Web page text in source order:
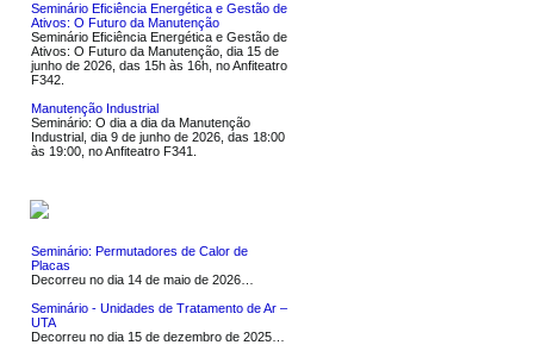
Seminário Eficiência Energética e Gestão de
Ativos: O Futuro da Manutenção
Seminário Eficiência Energética e Gestão de
Ativos: O Futuro da Manutenção, dia 15 de
junho de 2026, das 15h às 16h, no Anfiteatro
F342.
Manutenção Industrial
Seminário: O dia a dia da Manutenção
Industrial, dia 9 de junho de 2026, das 18:00
às 19:00, no Anfiteatro F341.
Seminário: Permutadores de Calor de
Placas
Decorreu no dia 14 de maio de 2026…
Seminário - Unidades de Tratamento de Ar –
UTA
Decorreu no dia 15 de dezembro de 2025…